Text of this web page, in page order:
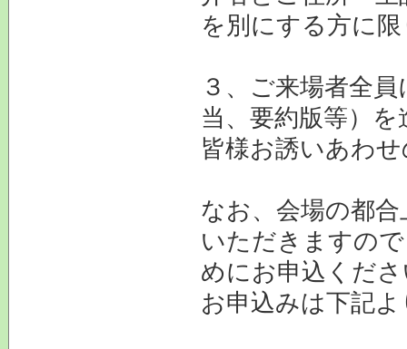
を別にする方に
３、ご来場者全
当、要約版等）を
皆様お誘いあわ
なお、会場の都
いただきますの
めにお申込くだ
お申込みは下記